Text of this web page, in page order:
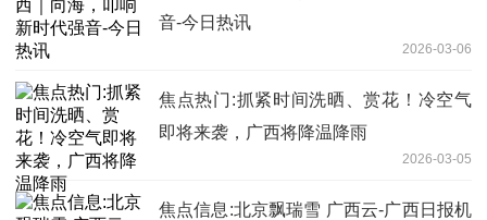
音-今日热讯
2026-03-06
焦点热门:抓紧时间洗晒、赏花！冷空气
即将来袭，广西将降温降雨
2026-03-05
焦点信息:北京飘瑞雪 广西云-广西日报机